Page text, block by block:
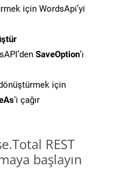
için WordsApi’yi
SaveOption‘ı
için
‘i çağır
REST
başlayın